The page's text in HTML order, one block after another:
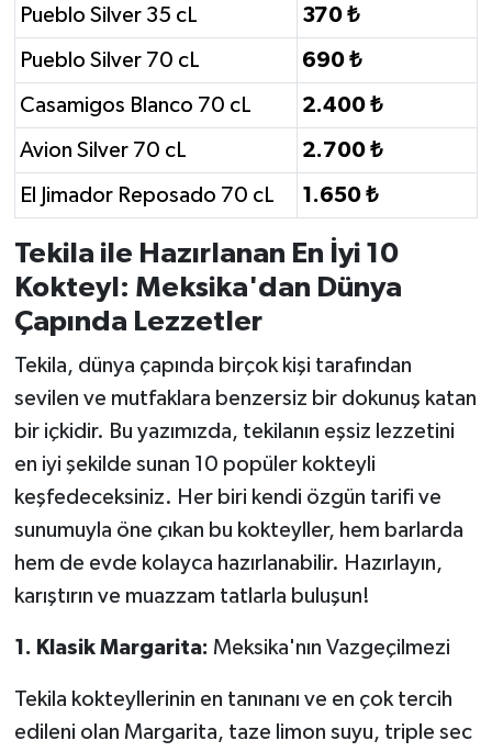
Pueblo Silver 35 cL 370 ₺
Pueblo Silver 70 cL 690 ₺
Casamigos Blanco 70 cL 2.400 ₺
Avion Silver 70 cL 2.700 ₺
El Jimador Reposado 70 cL 1.650 ₺
Tekila ile Hazırlanan En İyi 10
Kokteyl: Meksika'dan Dünya
Çapında Lezzetler
Tekila, dünya çapında birçok kişi tarafından
sevilen ve mutfaklara benzersiz bir dokunuş katan
bir içkidir. Bu yazımızda, tekilanın eşsiz lezzetini
en iyi şekilde sunan 10 popüler kokteyli
keşfedeceksiniz. Her biri kendi özgün tarifi ve
sunumuyla öne çıkan bu kokteyller, hem barlarda
hem de evde kolayca hazırlanabilir. Hazırlayın,
karıştırın ve muazzam tatlarla buluşun!
1. Klasik Margarita: Meksika'nın Vazgeçilmezi
Tekila kokteyllerinin en tanınanı ve en çok tercih
edileni olan Margarita, taze limon suyu, triple sec